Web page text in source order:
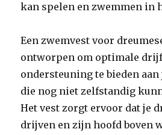
kan spelen en zwemmen in
Een zwemvest voor
ontworpen om optimale
ondersteuning te bieden
die nog niet zelfstandig
Het vest zorgt ervoor dat je
drijven en zijn hoofd boven